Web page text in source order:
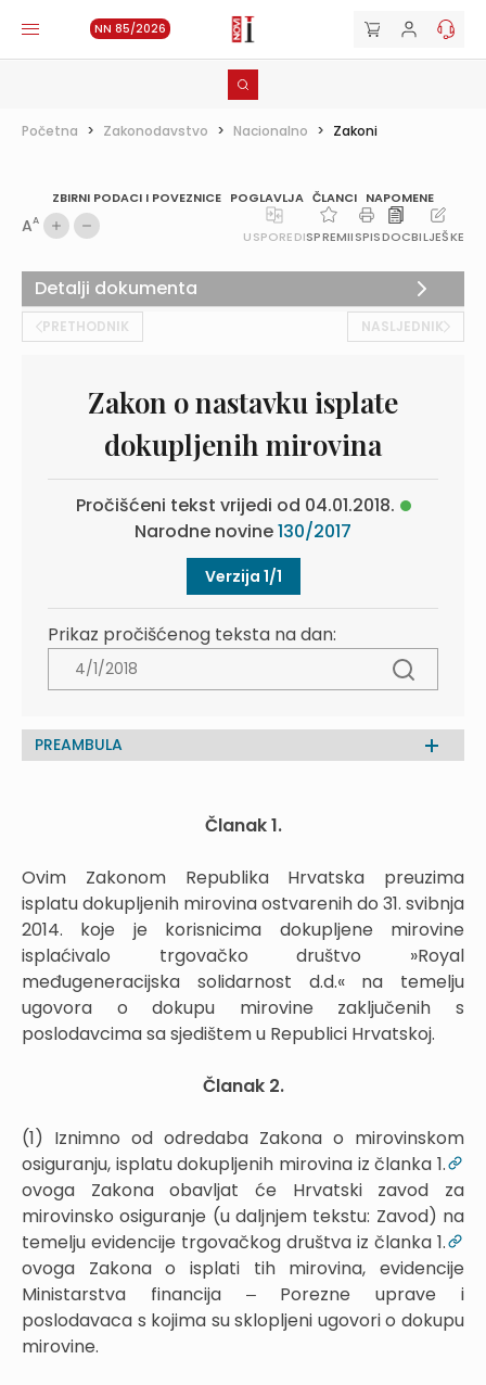
NN 85/2026
Početna > Zakonodavstvo > Nacionalno > Zakoni
ZBIRNI PODACI I POVEZNICE POGLAVLJA ČLANCI NAPOMENE
AA
USPOREDISPREMIISPISDOCBILJEŠKE
PRETHODNIK NASLJEDNIK
Zakon o nastavku isplate
dokupljenih mirovina
Pročišćeni tekst vrijedi od 04.01.2018.
Narodne novine130/2017
Verzija 1/1
Prikaz pročišćenog teksta na dan:
PREAMBULA
Članak 1.
Ovim Zakonom Republika Hrvatska preuzima
isplatu dokupljenih mirovina ostvarenih do 31. svibnja
2014. koje je korisnicima dokupljene mirovine
isplaćivalo trgovačko društvo »Royal
međugeneracijska solidarnost d.d.« na temelju
ugovora o dokupu mirovine zaključenih s
poslodavcima sa sjedištem u Republici Hrvatskoj.
Članak 2.
(1) Iznimno od odredaba Zakona o mirovinskom
osiguranju, isplatu dokupljenih mirovina iz članka 1.
ovoga Zakona obavljat će Hrvatski zavod za
mirovinsko osiguranje (u daljnjem tekstu: Zavod) na
temelju evidencije trgovačkog društva iz članka 1.
ovoga Zakona o isplati tih mirovina, evidencije
Ministarstva financija ‒ Porezne uprave i
poslodavaca s kojima su sklopljeni ugovori o dokupu
mirovine.
Detalji dokumenta